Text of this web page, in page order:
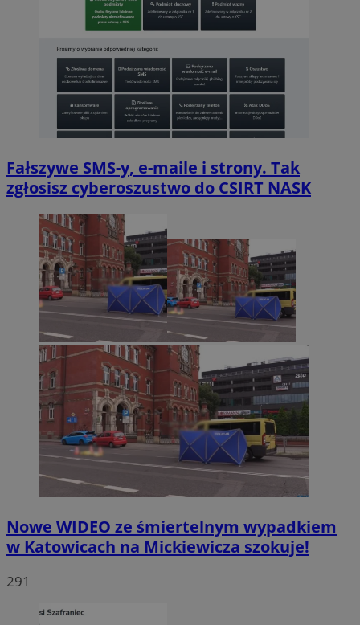
Fałszywe SMS-y, e-maile i strony. Tak
zgłosisz cyberoszustwo do CSIRT NASK
Nowe WIDEO ze śmiertelnym wypadkiem
w Katowicach na Mickiewicza szokuje!
291